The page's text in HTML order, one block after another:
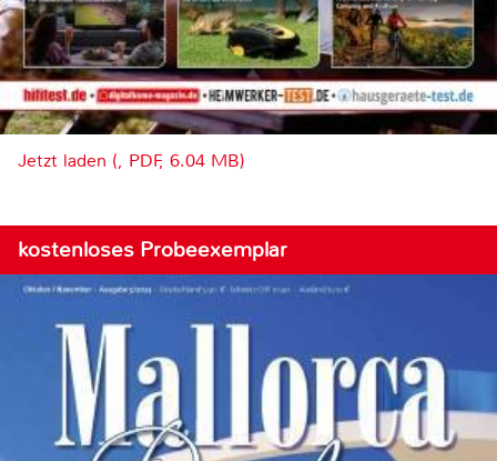
Jetzt laden (, PDF, 6.04 MB)
kostenloses Probeexemplar